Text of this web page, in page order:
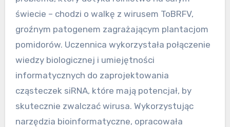
świecie – chodzi o walkę z wirusem ToBRFV,
groźnym patogenem zagrażającym plantacjom
pomidorów. Uczennica wykorzystała połączenie
wiedzy biologicznej i umiejętności
informatycznych do zaprojektowania
cząsteczek siRNA, które mają potencjał, by
skutecznie zwalczać wirusa. Wykorzystując
narzędzia bioinformatyczne, opracowała